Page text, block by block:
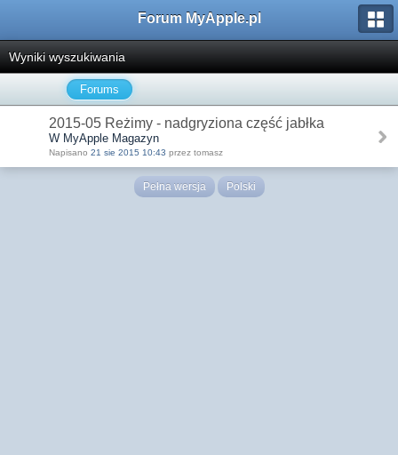
Forum MyApple.pl
Wyniki wyszukiwania
Forums
2015-05 Reżimy - nadgryziona część jabłka
W MyApple Magazyn
Napisano 21 sie 2015 10:43 przez tomasz
Pełna wersja Polski